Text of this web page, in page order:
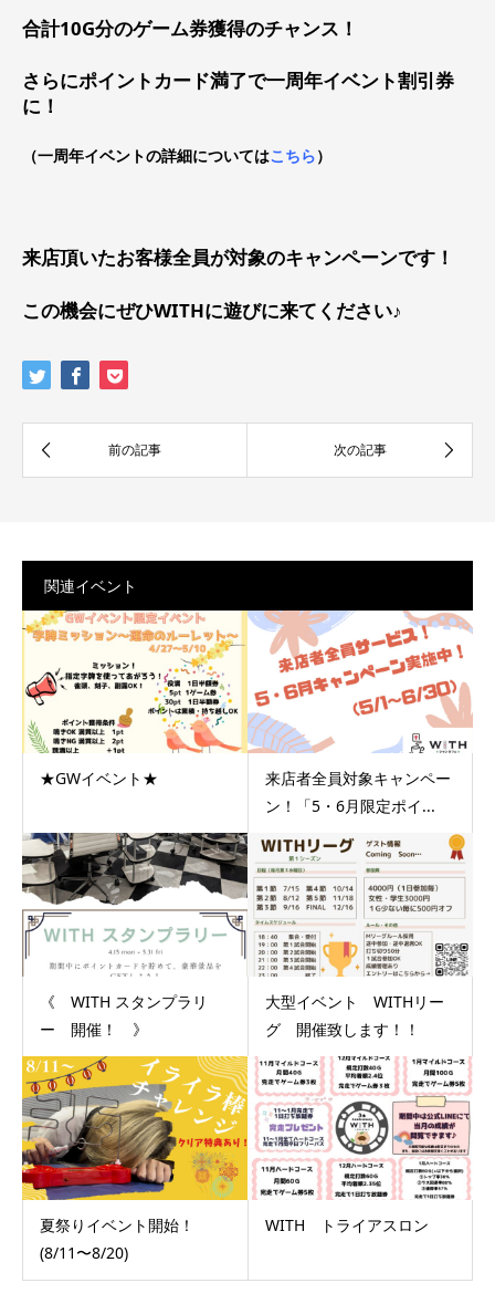
合計10G分のゲーム券獲得のチャンス！
さらにポイントカード満了で一周年イベント割引券
に！
（一周年イベントの詳細についてはこちら）
来店頂いたお客様全員が対象のキャンペーンです！
この機会にぜひWITHに遊びに来てください♪
関連イベント
★GWイベント★
来店者全員対象キャンペー
ン！「5・6月限定ポイ...
《 WITH スタンプラリ
ー 開催！ 》
大型イベント WITHリー
グ 開催致します！！
夏祭りイベント開始！
(8/11〜8/20)
WITH トライアスロン